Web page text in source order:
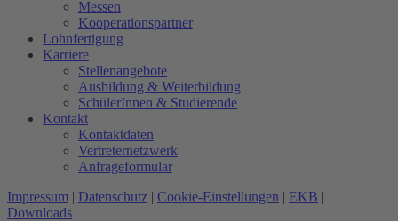
Messen
Kooperationspartner
Lohnfertigung
Karriere
Stellenangebote
Ausbildung & Weiterbildung
SchülerInnen & Studierende
Kontakt
Kontaktdaten
Vertreternetzwerk
Anfrageformular
Impressum | Datenschutz | Cookie-Einstellungen | EKB |
Downloads